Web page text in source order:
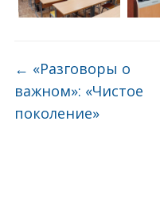
← «Разговоры о
важном»: «Чистое
поколение»